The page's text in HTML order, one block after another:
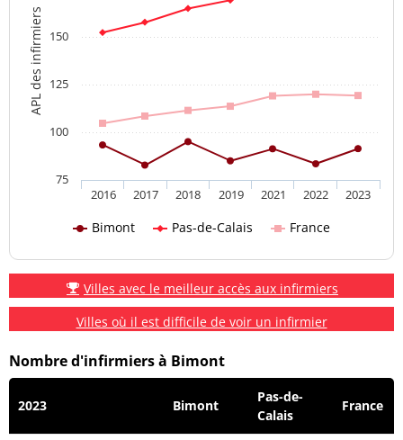
APL des infirmiers
Bimont Pas-de-Calais France
2016 2017 2018 2019 2021 2022 2023
75
100
125
150
Villes avec le meilleur accès aux infirmiers
Villes où il est difficile de voir un infirmier
Nombre d'infirmiers à Bimont
2023 Bimont
Pas-de-
Calais
France